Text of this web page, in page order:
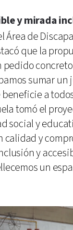
y mirada
Área de
que la
pedido
sumar un
a
tomó el
social y
y
y
un